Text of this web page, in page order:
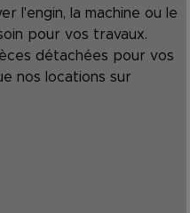
l'engin, la machine ou le
pour vos travaux.
détachées pour vos
nos locations sur